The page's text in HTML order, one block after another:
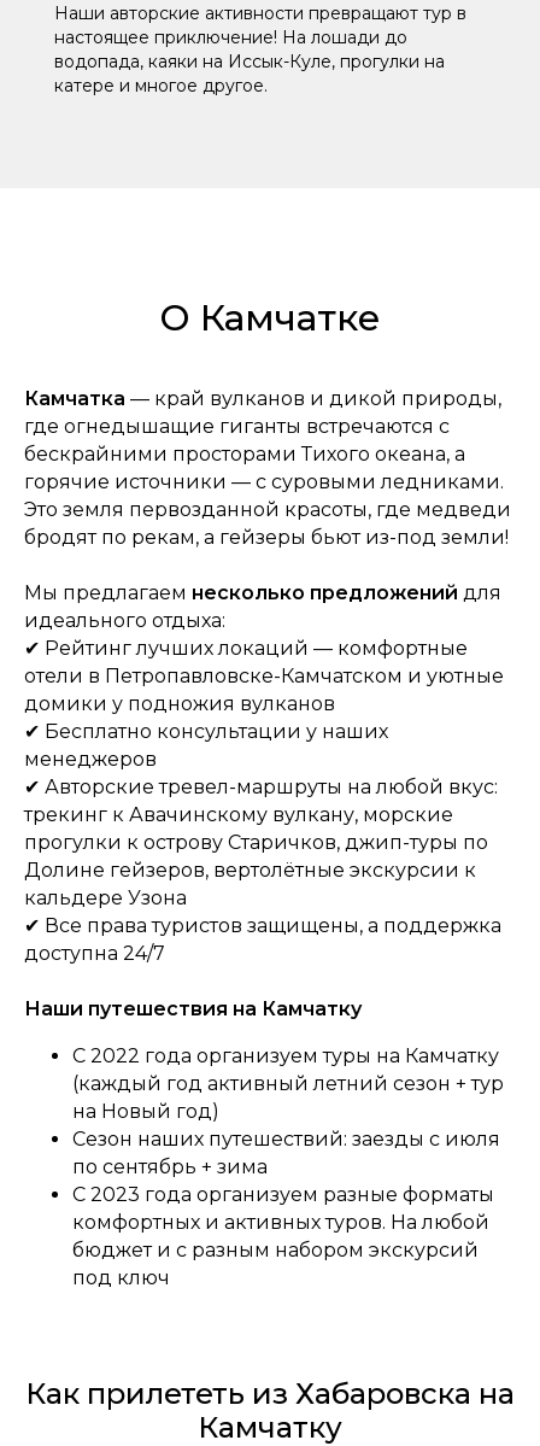
Наши авторские активности превращают тур в
настоящее приключение! На лошади до
водопада, каяки на Иссык-Куле, прогулки на
катере и многое другое.
О Камчатке
Камчатка — край вулканов и дикой природы,
где огнедышащие гиганты встречаются с
бескрайними просторами Тихого океана, а
горячие источники — с суровыми ледниками.
Это земля первозданной красоты, где медведи
бродят по рекам, а гейзеры бьют из-под земли!
Мы предлагаем несколько предложений для
идеального отдыха:
✔ Рейтинг лучшихлокаций — комфортные
отели в Петропавловске-Камчатском и уютные
домики у подножия вулканов
✔ Бесплатно консультации у наших
менеджеров
✔ Авторские тревел-маршруты на любой вкус:
трекинг к Авачинскому вулкану, морские
прогулки к острову Старичков, джип-туры по
Долине гейзеров, вертолётные экскурсии к
кальдере Узона
✔ Все права туристов защищены, а поддержка
доступна 24/7
Наши путешествия на Камчатку
С 2022 года организуем туры на Камчатку
(каждый год активный летний сезон + тур
на Новый год)
Сезон наших путешествий: заезды с июля
по сентябрь + зима
С 2023 года организуем разные форматы
комфортных и активных туров. На любой
бюджет и с разным набором экскурсий
под ключ
Как прилететь из Хабаровска на
Камчатку